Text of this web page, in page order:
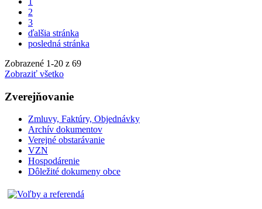
2
3
ďalšia stránka
posledná stránka
Zobrazené 1-20 z 69
Zobraziť všetko
Zverejňovanie
Zmluvy, Faktúry, Objednávky
Archív dokumentov
Verejné obstarávanie
VZN
Hospodárenie
Dôležité dokumeny obce